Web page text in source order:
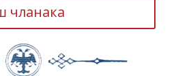
чланака